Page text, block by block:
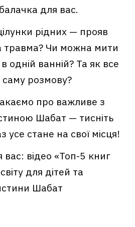
для вас.
рідних — прояв
травма? Чи можна мити
в одній ванній? Та як все
розмову?
про важливе з
Шабат — тисніть
усе стане на свої місця!
відео «Топ-5 книг
для дітей та
Шабат